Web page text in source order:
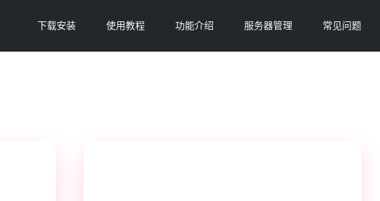
下载安装 使用教程 功能介绍 服务器管理 常见问题